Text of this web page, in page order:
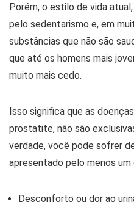
Porém, o estilo de vida
pelo sedentarismo e, em
substâncias que não são
que até os homens mais
muito mais cedo.
Isso significa que as
prostatite, não são
verdade, você pode sofrer
apresentado pelo menos
Desconforto ou dor ao